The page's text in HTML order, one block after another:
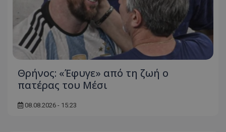
Θρήνος: «Έφυγε» από τη ζωή ο
πατέρας του Μέσι
08.08.2026 - 15:23